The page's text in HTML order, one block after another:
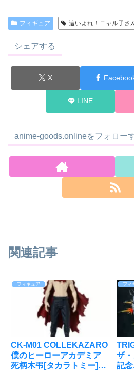
フィギュア 這いよれ！ニャル子さ
シェアする
X
LINE
anime-goods.onlineをフォロー
関連記事
フィギュア
CK-M01 COLLEKAZARO
僕のヒーローアカデミア
死柄木弔[タカラトミー]が
フィ
ザ
記